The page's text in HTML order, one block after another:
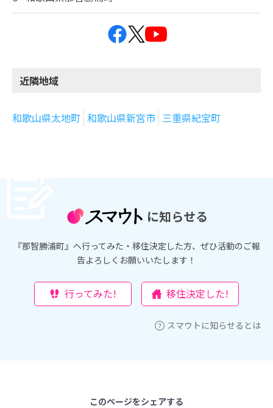
近隣地域
和歌山県太地町 和歌山県新宮市 三重県紀宝町
に知らせる
『那智勝浦町』へ行ってみた・移住決定した方、ぜひ活動のご報
告よろしくお願いいたします！
行ってみた! 移住決定した!
スマウトに知らせるとは
このページをシェアする